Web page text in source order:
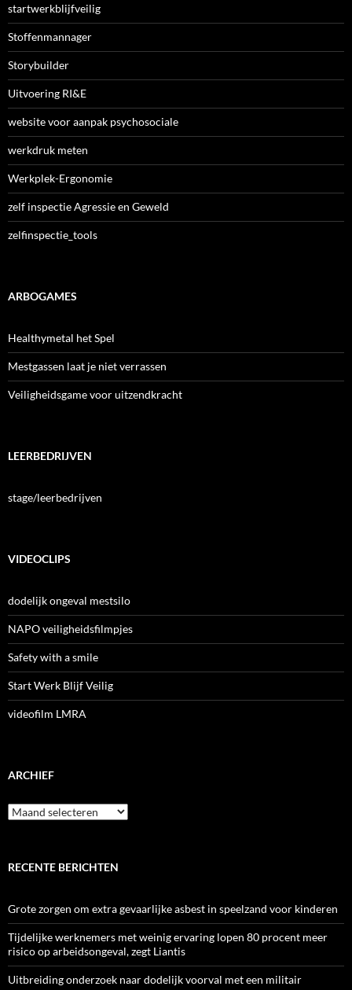
startwerkblijfveilig
Stoffenmannager
Storybuilder
Uitvoering RI&E
website voor aanpak psychosociale
werkdruk meten
Werkplek-Ergonomie
zelf inspectie Agressie en Geweld
zelfinspectie_tools
ARBOGAMES
Healthymetal het Spel
Mestgassen laat je niet verrassen
Veiligheidsgame voor uitzendkracht
LEERBEDRIJVEN
stage/leerbedrijven
VIDEOCLIPS
dodelijk ongeval mestsilo
NAPO veiligheidsfilmpjes
Safety with a smile
Start Werk Blijf Veilig
videofilm LMRA
ARCHIEF
Archief
RECENTE BERICHTEN
Grote zorgen om extra gevaarlijke asbest in speelzand voor kinderen
Tijdelijke werknemers met weinig ervaring lopen 80 procent meer
risico op arbeidsongeval, zegt Liantis
Uitbreiding onderzoek naar dodelijk voorval met een militair